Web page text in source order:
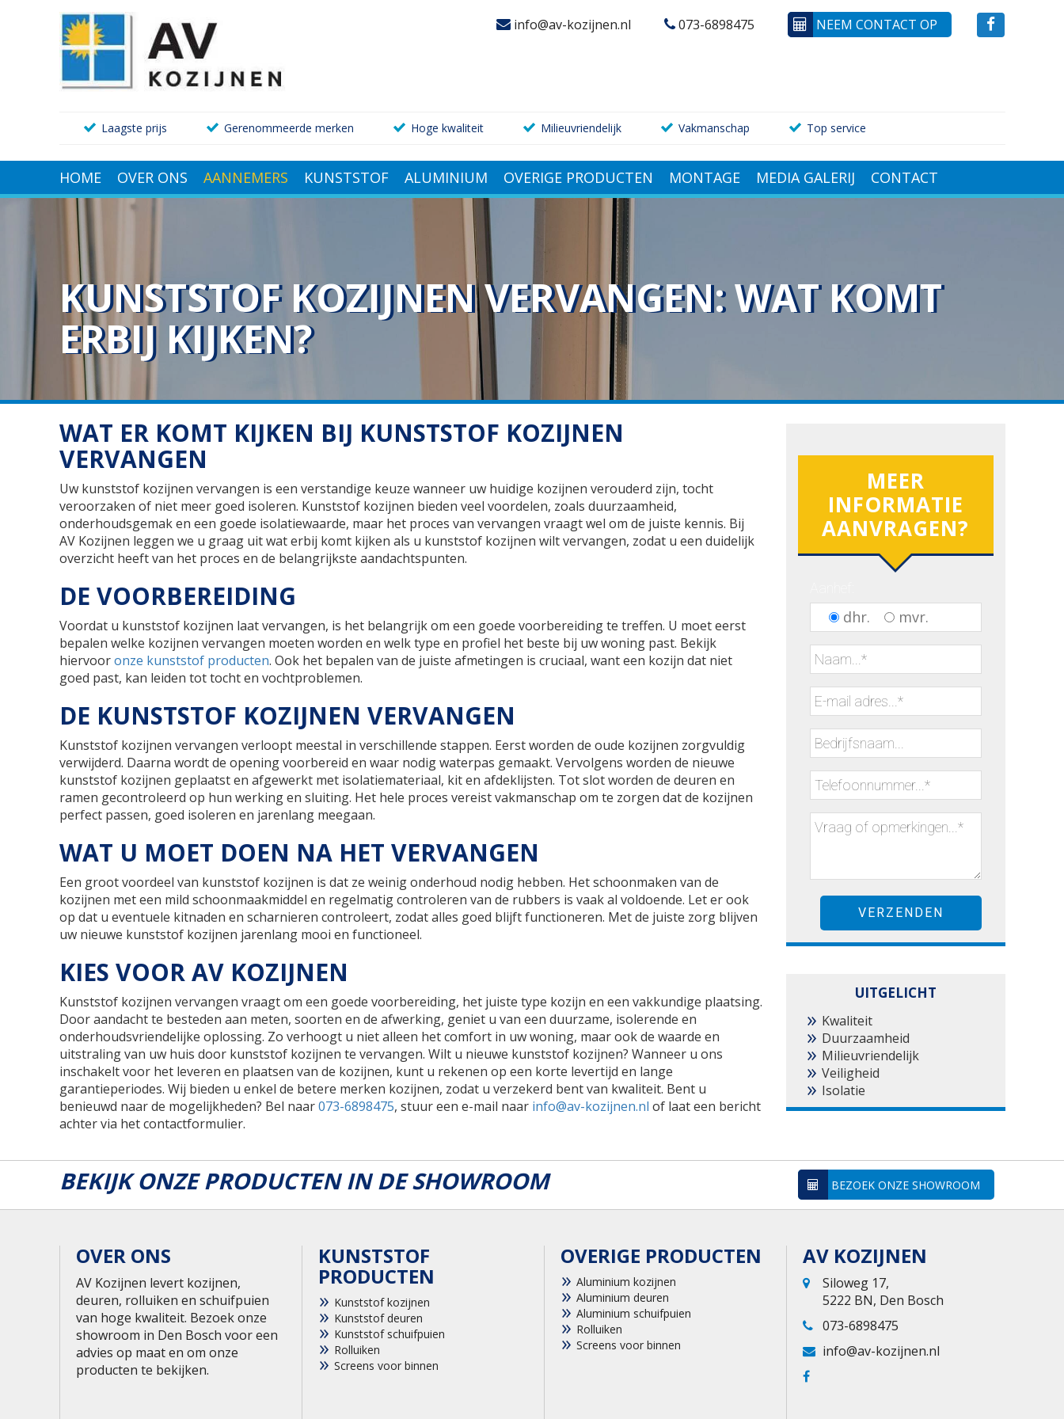
info@av-kozijnen.nl 073-6898475 NEEM CONTACT OP
Laagste prijs Gerenommeerde merken Hoge kwaliteit Milieuvriendelijk Vakmanschap Top service
HOME OVER ONS AANNEMERS KUNSTSTOF ALUMINIUM OVERIGE PRODUCTEN MONTAGE MEDIA GALERIJ CONTACT
KUNSTSTOF KOZIJNEN VERVANGEN: WAT KOMT
ERBIJ KIJKEN?
WAT ER KOMT KIJKEN BIJ KUNSTSTOF KOZIJNEN
VERVANGEN
Uw kunststof kozijnen vervangen is een verstandige keuze wanneer uw huidige kozijnen verouderd zijn, tocht
veroorzaken of niet meer goed isoleren. Kunststof kozijnen bieden veel voordelen, zoals duurzaamheid,
onderhoudsgemak en een goede isolatiewaarde, maar het proces van vervangen vraagt wel om de juiste kennis. Bij
AV Kozijnen leggen we u graag uit wat erbij komt kijken als u kunststof kozijnen wilt vervangen, zodat u een duidelijk
overzicht heeft van het proces en de belangrijkste aandachtspunten.
DE VOORBEREIDING
Voordat u kunststof kozijnen laat vervangen, is het belangrijk om een goede voorbereiding te treffen. U moet eerst
bepalen welke kozijnen vervangen moeten worden en welk type en profiel het beste bij uw woning past. Bekijk
hiervooronze kunststof producten. Ook het bepalen van de juiste afmetingen is cruciaal, want een kozijn dat niet
goed past, kan leiden tot tocht en vochtproblemen.
DE KUNSTSTOF KOZIJNEN VERVANGEN
Kunststof kozijnen vervangen verloopt meestal in verschillende stappen. Eerst worden de oude kozijnen zorgvuldig
verwijderd. Daarna wordt de opening voorbereid en waar nodig waterpas gemaakt. Vervolgens worden de nieuwe
kunststof kozijnen geplaatst en afgewerkt met isolatiemateriaal, kit en afdeklijsten. Tot slot worden de deuren en
ramen gecontroleerd op hun werking en sluiting. Het hele proces vereist vakmanschap om te zorgen dat de kozijnen
perfect passen, goed isoleren en jarenlang meegaan.
WAT U MOET DOEN NA HET VERVANGEN
Een groot voordeel van kunststof kozijnen is dat ze weinig onderhoud nodig hebben. Het schoonmaken van de
kozijnen met een mild schoonmaakmiddel en regelmatig controleren van de rubbers is vaak al voldoende. Let er ook
op dat u eventuele kitnaden en scharnieren controleert, zodat alles goed blijft functioneren. Met de juiste zorg blijven
uw nieuwe kunststof kozijnen jarenlang mooi en functioneel.
KIES VOOR AV KOZIJNEN
Kunststof kozijnen vervangen vraagt om een goede voorbereiding, het juiste type kozijn en een vakkundige plaatsing.
Door aandacht te besteden aan meten, soorten en de afwerking, geniet u van een duurzame, isolerende en
onderhoudsvriendelijke oplossing. Zo verhoogt u niet alleen het comfort in uw woning, maar ook de waarde en
uitstraling van uw huis door kunststof kozijnen te vervangen. Wilt u nieuwe kunststof kozijnen? Wanneer u ons
inschakelt voor het leveren en plaatsen van de kozijnen, kunt u rekenen op een korte levertijd en lange
garantieperiodes. Wij bieden u enkel de betere merken kozijnen, zodat u verzekerd bent van kwaliteit. Bent u
benieuwd naar de mogelijkheden? Bel naar073-6898475, stuur een e-mail naar info@av-kozijnen.nl of laat een bericht
achter via het contactformulier.
MEER
INFORMATIE
AANVRAGEN?
dhr. mvr.
UITGELICHT
Kwaliteit
Duurzaamheid
Milieuvriendelijk
Veiligheid
Isolatie
BEKIJK ONZE PRODUCTEN IN DE SHOWROOM BEZOEK ONZE SHOWROOM
OVER ONS
AV Kozijnen levert kozijnen,
deuren, rolluiken en schuifpuien
van hoge kwaliteit. Bezoek onze
showroom in Den Bosch voor een
advies op maat en om onze
producten te bekijken.
KUNSTSTOF
PRODUCTEN
Kunststof kozijnen
Kunststof deuren
Kunststof schuifpuien
Rolluiken
Screens voor binnen
OVERIGE PRODUCTEN
Aluminium kozijnen
Aluminium deuren
Aluminium schuifpuien
Rolluiken
Screens voor binnen
AV KOZIJNEN
Siloweg 17,
5222 BN, Den Bosch
073-6898475
info@av-kozijnen.nl